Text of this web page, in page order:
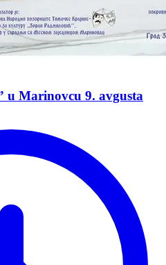
u Marinovcu 9. avgusta